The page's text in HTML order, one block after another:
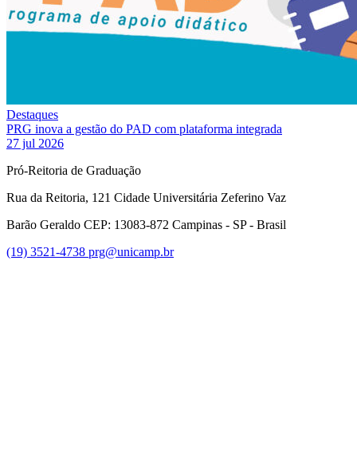
Destaques
PRG inova a gestão do PAD com plataforma integrada
27 jul 2026
Pró-Reitoria de Graduação
Rua da Reitoria, 121 Cidade Universitária Zeferino Vaz
Barão Geraldo CEP: 13083-872 Campinas - SP - Brasil
(19) 3521-4738 prg@unicamp.br